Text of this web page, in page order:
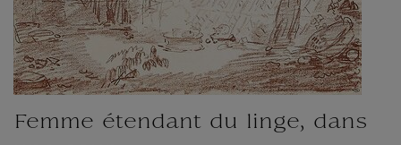
Femme étendant du linge, dans